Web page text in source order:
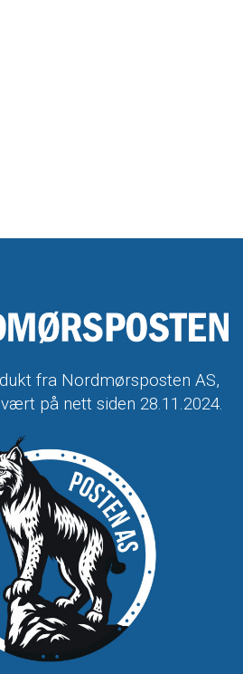
fra Nordmørsposten AS,
på nett siden 28.11.2024.